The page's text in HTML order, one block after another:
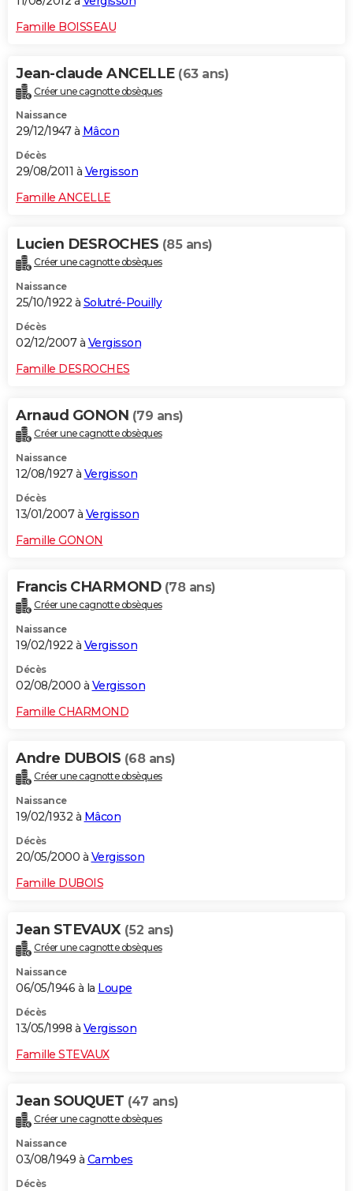
Famille BOISSEAU
Jean-claude ANCELLE (63 ans)
Créer une cagnotte obsèques
Naissance
29/12/1947 à Mâcon
Décès
29/08/2011 à Vergisson
Famille ANCELLE
Lucien DESROCHES (85 ans)
Créer une cagnotte obsèques
Naissance
25/10/1922 à Solutré-Pouilly
Décès
02/12/2007 à Vergisson
Famille DESROCHES
Arnaud GONON (79 ans)
Créer une cagnotte obsèques
Naissance
12/08/1927 à Vergisson
Décès
13/01/2007 à Vergisson
Famille GONON
Francis CHARMOND (78 ans)
Créer une cagnotte obsèques
Naissance
19/02/1922 à Vergisson
Décès
02/08/2000 à Vergisson
Famille CHARMOND
Andre DUBOIS (68 ans)
Créer une cagnotte obsèques
Naissance
19/02/1932 à Mâcon
Décès
20/05/2000 à Vergisson
Famille DUBOIS
Jean STEVAUX (52 ans)
Créer une cagnotte obsèques
Naissance
06/05/1946 à la Loupe
Décès
13/05/1998 à Vergisson
Famille STEVAUX
Jean SOUQUET (47 ans)
Créer une cagnotte obsèques
Naissance
03/08/1949 à Cambes
Décès